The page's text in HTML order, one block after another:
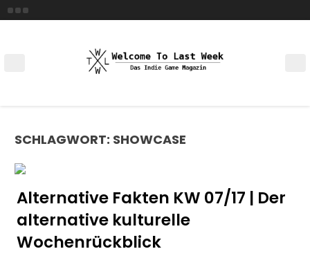
Skip
to
SCHLAGWORT: SHOWCASE
Alternative Fakten KW 07/17 | Der
alternative kulturelle
Wochenrückblick